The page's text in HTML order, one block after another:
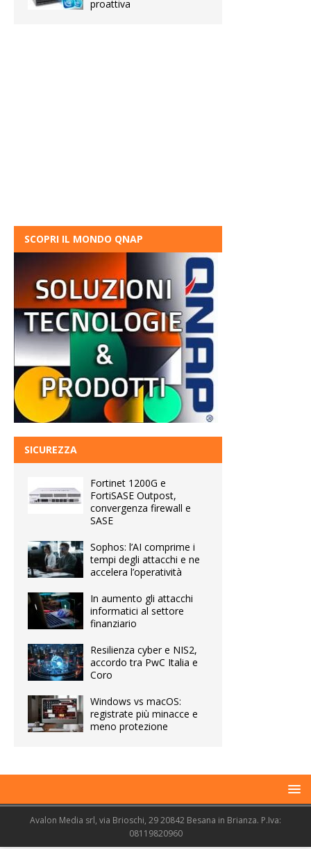
proattiva
SCOPRI IL MONDO QNAP
SICUREZZA
Fortinet 1200G e
FortiSASE Outpost,
convergenza firewall e
SASE
Sophos: l’AI comprime i
tempi degli attacchi e ne
accelera l’operatività
In aumento gli attacchi
informatici al settore
finanziario
Resilienza cyber e NIS2,
accordo tra PwC Italia e
Coro
Windows vs macOS:
registrate più minacce e
meno protezione
Avalon Media srl, via Brioschi, 29 20842 Besana in Brianza. P.Iva:
08119820960